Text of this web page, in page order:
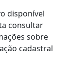
disponível
consultar
sobre
cadastral